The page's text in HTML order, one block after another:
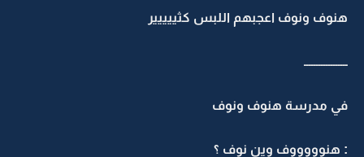
هنوف ونوف اعجبهم اللبس كثييييير
ــــــــــــــــــ
في مدرسة هنوف ونوف
: هنوووووف وين نوف ؟